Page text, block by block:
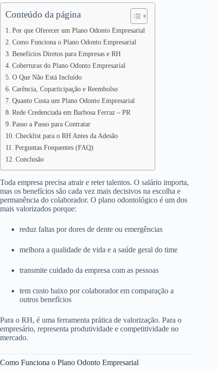
Conteúdo da página
Por que Oferecer um Plano Odonto Empresarial
Como Funciona o Plano Odonto Empresarial
Benefícios Diretos para Empresas e RH
Coberturas do Plano Odonto Empresarial
O Que Não Está Incluído
Carência, Coparticipação e Reembolso
Quanto Custa um Plano Odonto Empresarial
Rede Credenciada em Barbosa Ferraz – PR
Passo a Passo para Contratar
Checklist para o RH Antes da Adesão
Perguntas Frequentes (FAQ)
Conclusão
Toda empresa precisa atrair e reter talentos. O salário importa,
mas os benefícios são cada vez mais decisivos na escolha e
permanência do colaborador. O plano odontológico é um dos
mais valorizados porque:
reduz faltas por dores de dente ou emergências
melhora a qualidade de vida e a saúde geral do time
transmite cuidado da empresa com as pessoas
tem custo baixo por colaborador em comparação a
outros benefícios
Para o RH, é uma ferramenta prática de valorização. Para o
empresário, representa produtividade e competitividade no
mercado.
Como Funciona o Plano Odonto Empresarial